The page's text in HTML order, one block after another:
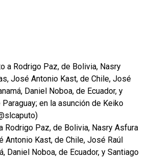
Rodrigo Paz, de Bolivia, Nasry Asfura
Antonio Kast, de Chile, José Raúl
Daniel Noboa, de Ecuador, y Santiago